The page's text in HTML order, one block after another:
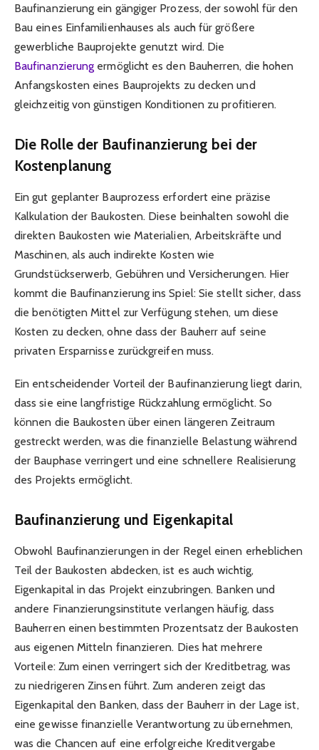
Baufinanzierung ein gängiger Prozess, der sowohl für den
Bau eines Einfamilienhauses als auch für größere
gewerbliche Bauprojekte genutzt wird. Die
Baufinanzierung ermöglicht es den Bauherren, die hohen
Anfangskosten eines Bauprojekts zu decken und
gleichzeitig von günstigen Konditionen zu profitieren.
Die Rolle der Baufinanzierung bei der
Kostenplanung
Ein gut geplanter Bauprozess erfordert eine präzise
Kalkulation der Baukosten. Diese beinhalten sowohl die
direkten Baukosten wie Materialien, Arbeitskräfte und
Maschinen, als auch indirekte Kosten wie
Grundstückserwerb, Gebühren und Versicherungen. Hier
kommt die Baufinanzierung ins Spiel: Sie stellt sicher, dass
die benötigten Mittel zur Verfügung stehen, um diese
Kosten zu decken, ohne dass der Bauherr auf seine
privaten Ersparnisse zurückgreifen muss.
Ein entscheidender Vorteil der Baufinanzierung liegt darin,
dass sie eine langfristige Rückzahlung ermöglicht. So
können die Baukosten über einen längeren Zeitraum
gestreckt werden, was die finanzielle Belastung während
der Bauphase verringert und eine schnellere Realisierung
des Projekts ermöglicht.
Baufinanzierung und Eigenkapital
Obwohl Baufinanzierungen in der Regel einen erheblichen
Teil der Baukosten abdecken, ist es auch wichtig,
Eigenkapital in das Projekt einzubringen. Banken und
andere Finanzierungsinstitute verlangen häufig, dass
Bauherren einen bestimmten Prozentsatz der Baukosten
aus eigenen Mitteln finanzieren. Dies hat mehrere
Vorteile: Zum einen verringert sich der Kreditbetrag, was
zu niedrigeren Zinsen führt. Zum anderen zeigt das
Eigenkapital den Banken, dass der Bauherr in der Lage ist,
eine gewisse finanzielle Verantwortung zu übernehmen,
was die Chancen auf eine erfolgreiche Kreditvergabe